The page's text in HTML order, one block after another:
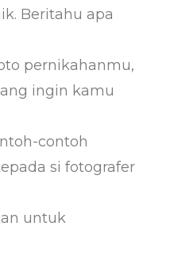
Beritahu apa
pernikahanmu,
ingin kamu
contoh
si fotografer
untuk